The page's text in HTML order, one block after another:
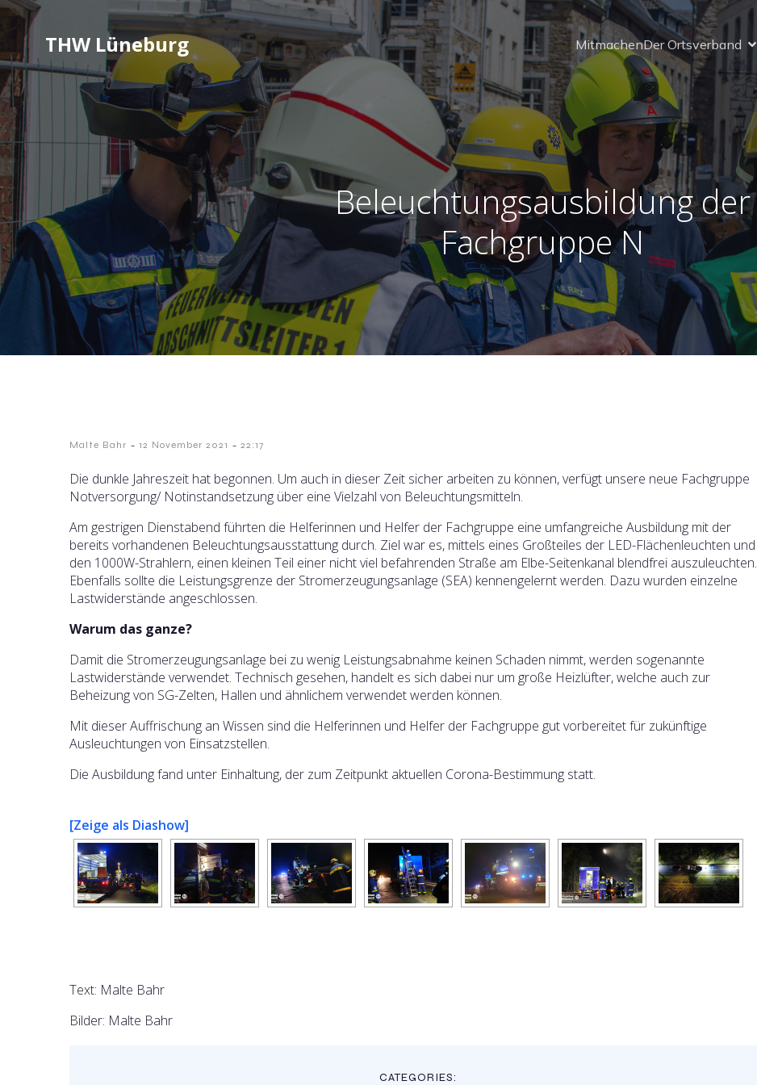
THW Lüneburg MitmachenDer Ortsverband
Beleuchtungsausbildung der
Fachgruppe N
Malte Bahr - 12 November 2021 - 22:17
Die dunkle Jahreszeit hat begonnen. Um auch in dieser Zeit sicher arbeiten zu können, verfügt unsere neue Fachgruppe
Notversorgung/ Notinstandsetzung über eine Vielzahl von Beleuchtungsmitteln.
Am gestrigen Dienstabend führten die Helferinnen und Helfer der Fachgruppe eine umfangreiche Ausbildung mit der
bereits vorhandenen Beleuchtungsausstattung durch. Ziel war es, mittels eines Großteiles der LED-Flächenleuchten und
den 1000W-Strahlern, einen kleinen Teil einer nicht viel befahrenden Straße am Elbe-Seitenkanal blendfrei auszuleuchten.
Ebenfalls sollte die Leistungsgrenze der Stromerzeugungsanlage (SEA) kennengelernt werden. Dazu wurden einzelne
Lastwiderstände angeschlossen.
Warum das ganze?
Damit die Stromerzeugungsanlage bei zu wenig Leistungsabnahme keinen Schaden nimmt, werden sogenannte
Lastwiderstände verwendet. Technisch gesehen, handelt es sich dabei nur um große Heizlüfter, welche auch zur
Beheizung von SG-Zelten, Hallen und ähnlichem verwendet werden können.
Mit dieser Auffrischung an Wissen sind die Helferinnen und Helfer der Fachgruppe gut vorbereitet für zukünftige
Ausleuchtungen von Einsatzstellen.
Die Ausbildung fand unter Einhaltung, der zum Zeitpunkt aktuellen Corona-Bestimmung statt.
[Zeige als Diashow]
Text: Malte Bahr
Bilder: Malte Bahr
CATEGORIES: